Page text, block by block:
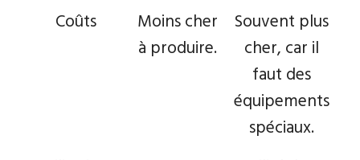
Coûts
Moins cher
à produire.
Souvent plus
cher, car il
faut des
équipements
spéciaux.